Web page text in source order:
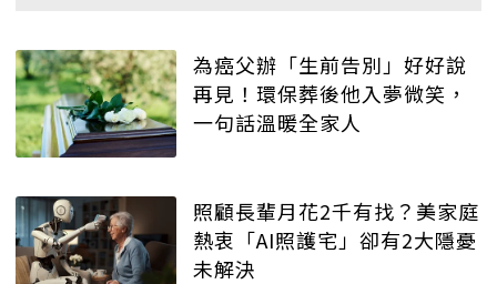
為癌父辦「生前告別」好好說
再見！環保葬後他入夢微笑，
一句話溫暖全家人
照顧長輩月花2千有找？美家庭
熱衷「AI照護宅」卻有2大隱憂
未解決